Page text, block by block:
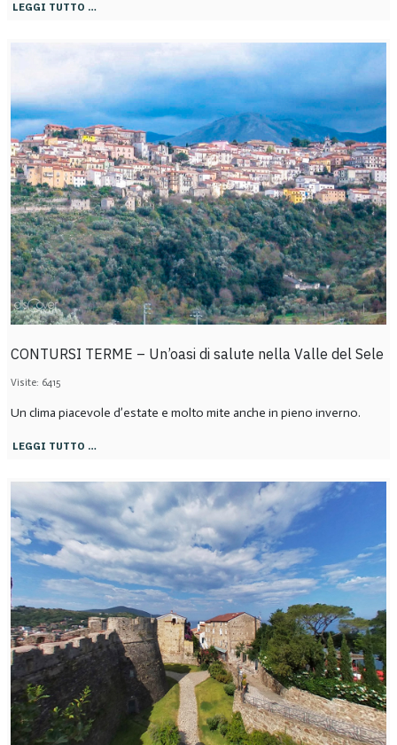
LEGGI TUTTO …
CONTURSI TERME – Un’oasi di salute nella Valle del Sele
Visite: 6415
Un clima piacevole d’estate e molto mite anche in pieno inverno.
LEGGI TUTTO …